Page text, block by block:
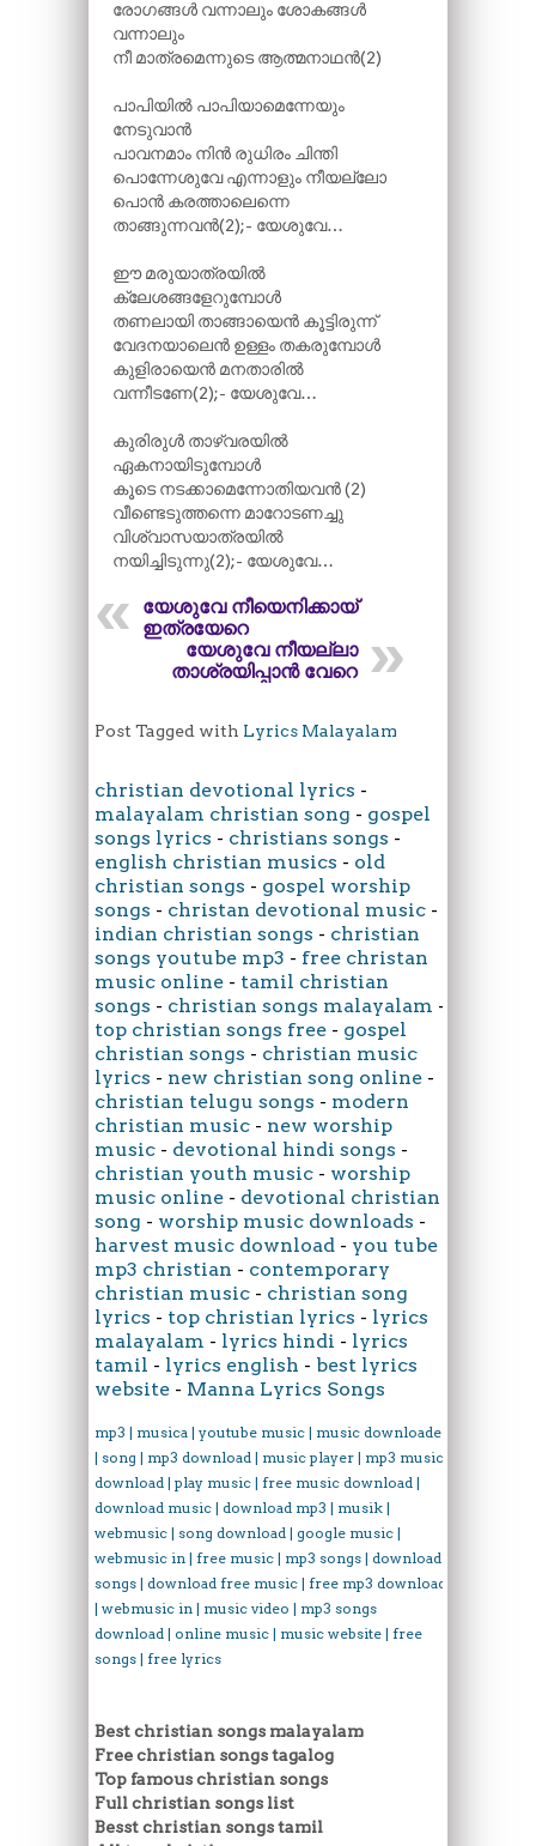
രോഗങ്ങൾ വന്നാലും ശോകങ്ങൾ
വന്നാലും
നീ മാത്രമെന്നുടെ ആത്മനാഥൻ(2)
പാപിയിൽ പാപിയാമെന്നേയും
നേടുവാൻ
പാവനമാം നിൻ രുധിരം ചിന്തി
പൊന്നേശുവേ എന്നാളും നീയല്ലോ
പൊൻ കരത്താലെന്നെ
താങ്ങുന്നവൻ(2);- യേശുവേ…
ഈ മരുയാത്രയിൽ
ക്ലേശങ്ങളേറുമ്പോൾ
തണലായി താങ്ങായെൻ കൂട്ടിരുന്ന്
വേദനയാലെൻ ഉള്ളം തകരുമ്പോൾ
കുളിരായെൻ മനതാരിൽ
വന്നീടണേ(2);- യേശുവേ…
കുരിരുൾ താഴ്വരയിൽ
ഏകനായിടുമ്പോൾ
കൂടെ നടക്കാമെന്നോതിയവൻ (2)
വീണ്ടെടുത്തന്നെ മാറോടണച്ചു
വിശ്വാസയാത്രയിൽ
നയിച്ചിടുന്നു(2);- യേശുവേ…
യേശുവേ നീയെനിക്കായ്
ഇത്രയേറെ
യേശുവേ നീയല്ലാ
താശ്രയിപ്പാൻ വേറെ
Post Tagged with Lyrics Malayalam
christian devotional lyrics -
malayalam christian song - gospel
songs lyrics - christians songs -
english christian musics - old
christian songs - gospel worship
songs - christan devotional music -
indian christian songs - christian
songs youtube mp3 - free christan
music online - tamil christian
songs - christian songs malayalam -
top christian songs free - gospel
christian songs - christian music
lyrics - new christian song online -
christian telugu songs - modern
christian music - new worship
music - devotional hindi songs -
christian youth music - worship
music online - devotional christian
song - worship music downloads -
harvest music download - you tube
mp3 christian - contemporary
christian music - christian song
lyrics - top christian lyrics - lyrics
malayalam - lyrics hindi - lyrics
tamil - lyrics english - best lyrics
website - Manna Lyrics Songs
mp3 | musica | youtube music | music downloader
| song | mp3 download | music player | mp3 music
download | play music | free music download |
download music | download mp3 | musik |
webmusic | song download | google music |
webmusic in | free music | mp3 songs | download
songs | download free music | free mp3 download
| webmusic in | music video | mp3 songs
download | online music | music website | free
songs | free lyrics
Best christian songs malayalam
Free christian songs tagalog
Top famous christian songs
Full christian songs list
Besst christian songs tamil